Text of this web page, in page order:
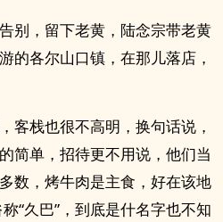
别，留下老黄，陆念宗带老黄
的各尔山口镇，在那儿落店，
客栈也很不高明，换句话说，
简单，招待更不用说，他们当
数，烤牛肉是主食，好在该地
“久巴”，到底是什名字也不知